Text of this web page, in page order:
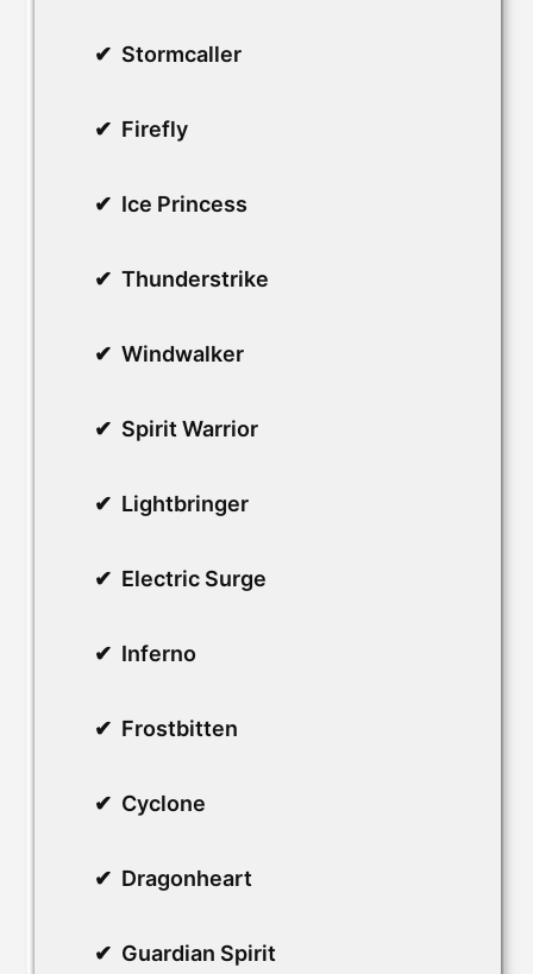
Stormcaller
Firefly
Ice Princess
Thunderstrike
Windwalker
Spirit Warrior
Lightbringer
Electric Surge
Inferno
Frostbitten
Cyclone
Dragonheart
Guardian Spirit